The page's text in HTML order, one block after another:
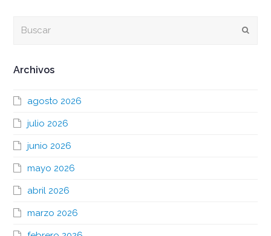
Archivos
agosto 2026
julio 2026
junio 2026
mayo 2026
abril 2026
marzo 2026